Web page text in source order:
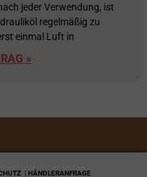
jeder Verwendung, ist
regelmäßig zu
einmal Luft in
»
| HÄNDLERANFRAGE